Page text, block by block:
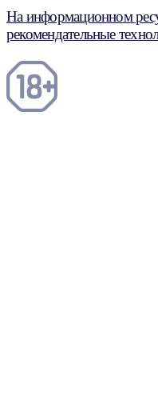
На информационном
рекомендательные